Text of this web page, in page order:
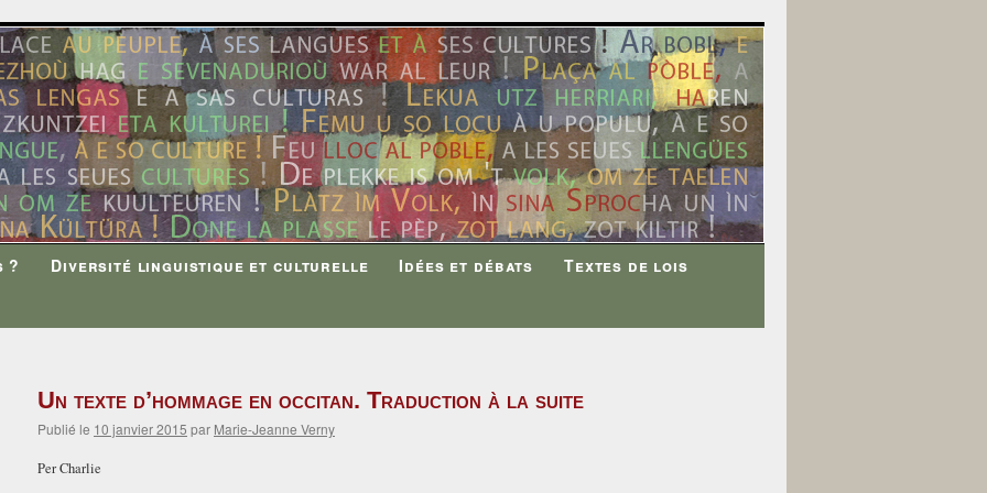
? Diversité linguistique et culturelle Idées et débats
Textes de lois
Un texte d’hommage en occitan. Traduction à la suite
Publié le 10 janvier 2015 par Marie-Jeanne Verny
Per Charlie